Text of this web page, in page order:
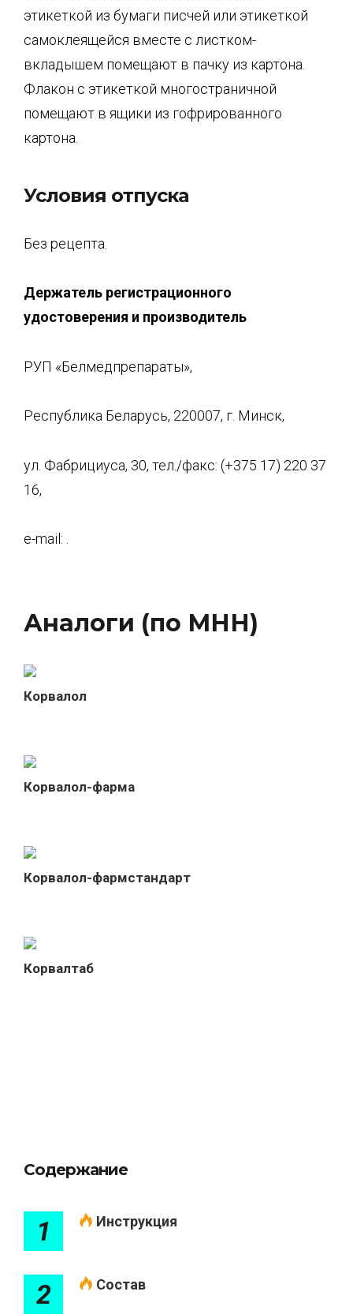
этикеткой из бумаги писчей или этикеткой
самоклеящейся вместе с листком-
вкладышем помещают в пачку из картона.
Флакон с этикеткой многостраничной
помещают в ящики из гофрированного
картона.
Условия отпуска
Без рецепта.
Держатель регистрационного
удостоверения и производитель
РУП «Белмедпрепараты»,
Республика Беларусь, 220007, г. Минск,
ул. Фабрициуса, 30, тел./факс: (+375 17) 220 37
16,
e-mail: .
Аналоги (по МНН)
Корвалол
Корвалол-фарма
Корвалол-фармстандарт
Корвалтаб
Содержание
1 Инструкция
2 Состав